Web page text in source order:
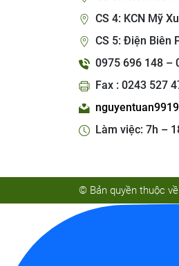
CS 4: KCN Mỹ
CS 5: Điện Biên
0975 696 148 –
Fax : 0243 527
Làm việc: 7h –
© Bản quyền thuộc